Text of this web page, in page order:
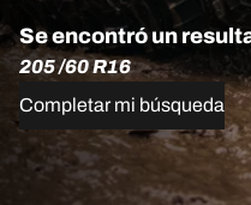
Se encontró un
205 /60 R16
Completar mi búsqueda